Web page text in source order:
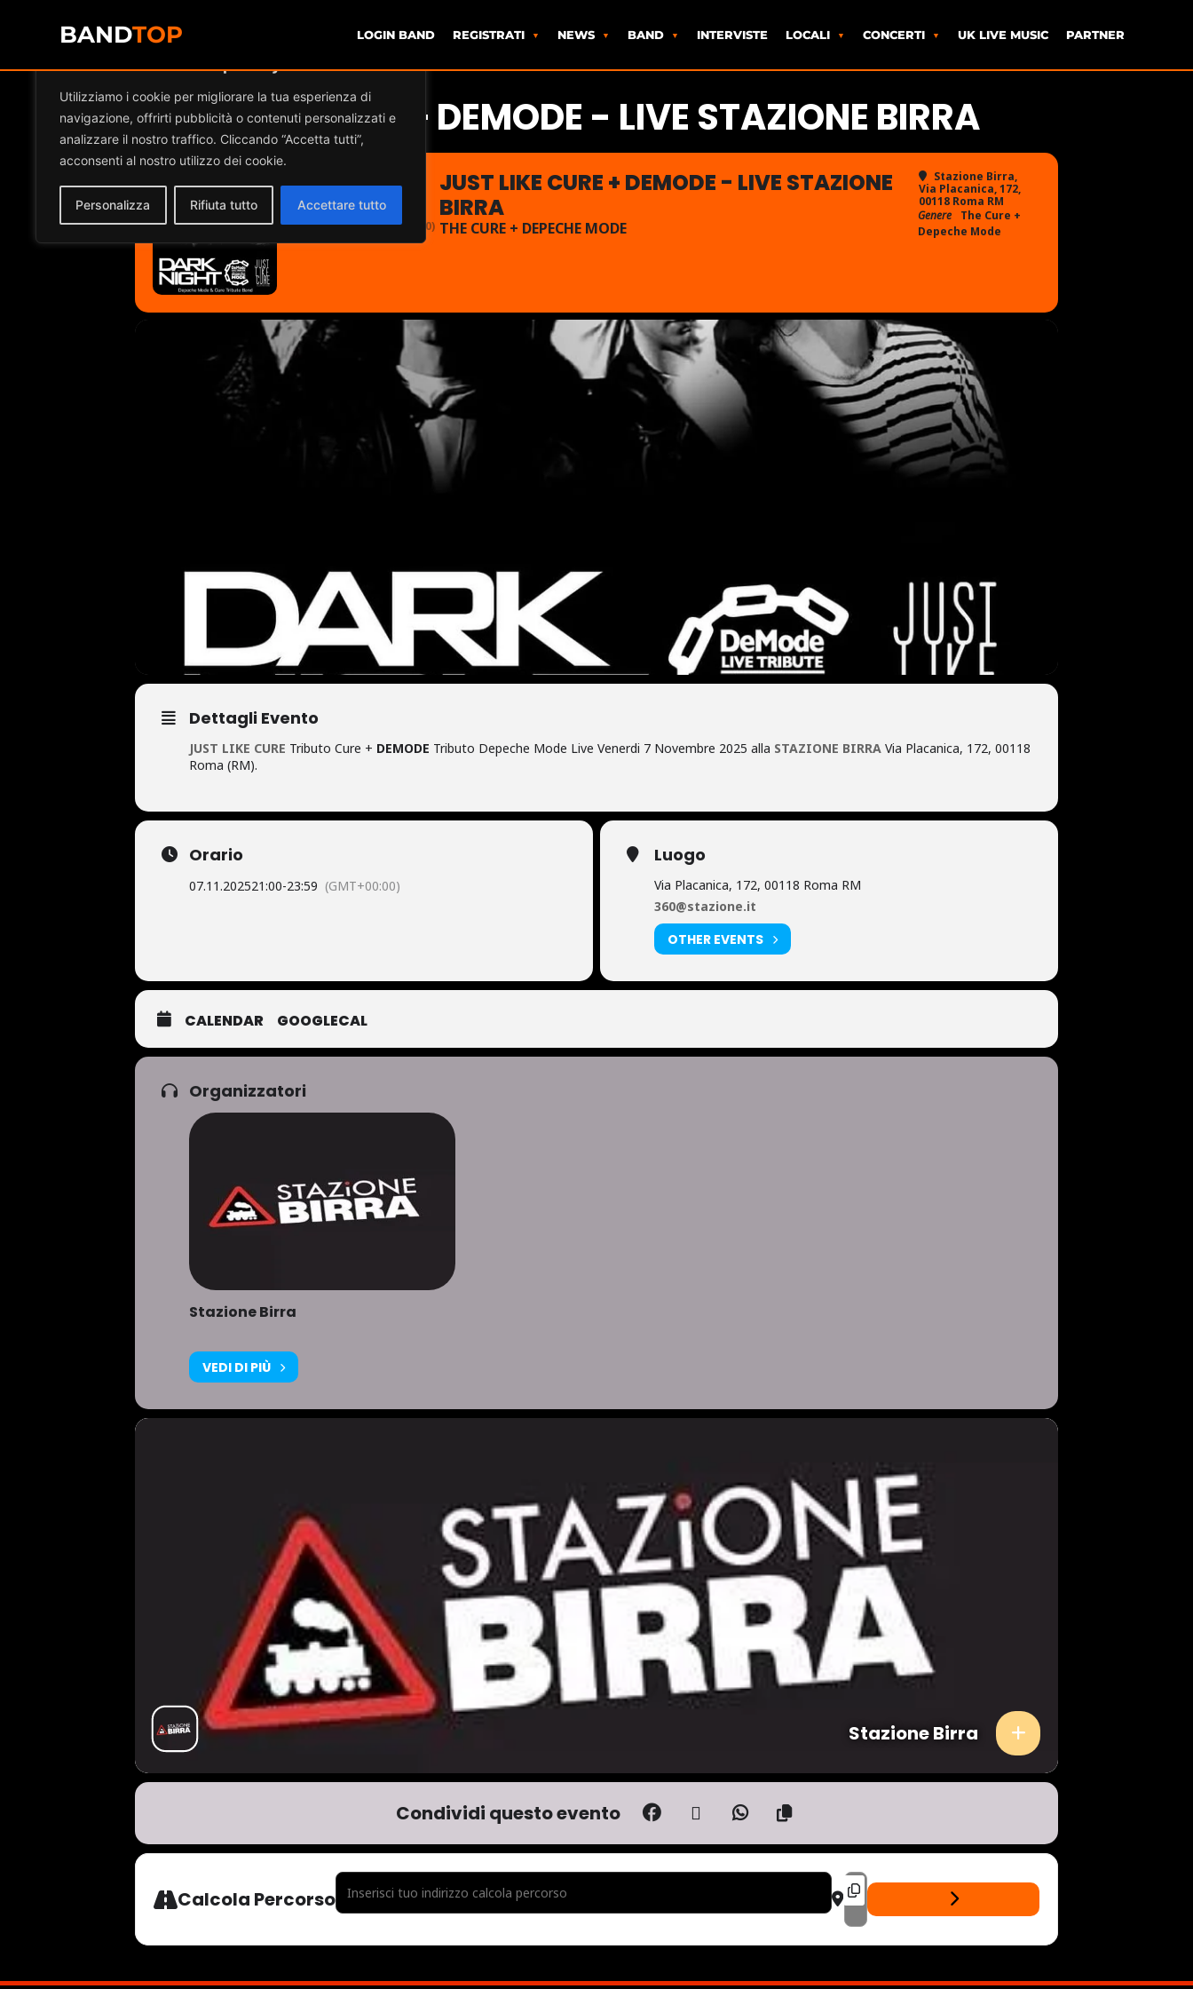
Utilizziamo i cookie per migliorare la tua esperienza di
navigazione, offrirti pubblicità o contenuti personalizzati e
analizzare il nostro traffico. Cliccando “Accetta tutti”,
acconsenti al nostro utilizzo dei cookie.
Personalizza Rifiuta tutto Accettare tutto
BANDTOP LOGIN BAND REGISTRATI NEWS BAND INTERVISTE LOCALI CONCERTI UK LIVE MUSIC PARTNER
JUST LIKE CURE + DEMODE - LIVE STAZIONE BIRRA
07
21:00 - 23:59 (GMT+00:00)
JUST LIKE CURE + DEMODE - LIVE STAZIONE
BIRRA
THE CURE + DEPECHE MODE
Stazione Birra,
Via Placanica, 172,
00118 Roma RM
Genere
The Cure +
Depeche Mode
Dettagli Evento
JUST LIKE CURE Tributo Cure + DEMODE Tributo Depeche Mode Live Venerdi 7 Novembre 2025 alla STAZIONE BIRRA Via Placanica, 172, 00118
Roma (RM).
Orario
07.11.202521:00-23:59 (GMT+00:00)
Luogo
Via Placanica, 172, 00118 Roma RM
360@stazione.it
OTHER EVENTS
CALENDAR GOOGLECAL
Organizzatori
Stazione Birra
VEDI DI PIÙ
Stazione Birra
Condividi questo evento
Calcola Percorso
ADDRESS - JUST LIKE CURE + DEMODE - LIVE STAZIONE BIRRA [TKKLU2JA1] DESTINATION ADDRESS - JUST LIKE CURE + DEMODE - LIVE